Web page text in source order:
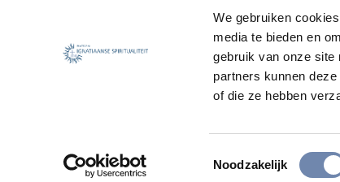
We gebruiken
media te bieden en
gebruik van onze site
partners kunnen
of die ze hebben
Toestemmingsselectie
Noodzakelijk